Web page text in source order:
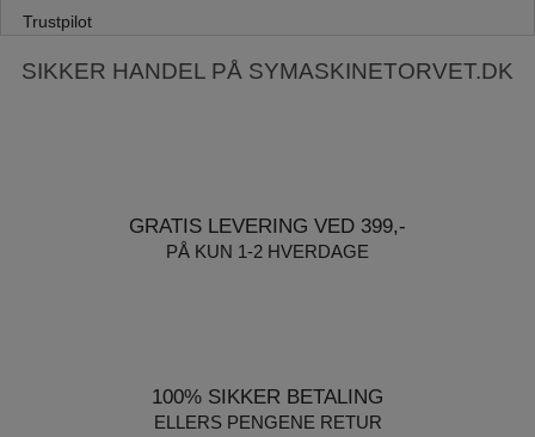
Trustpilot
SIKKER HANDEL PÅ SYMASKINETORVET.DK
GRATIS LEVERING VED 399,-
PÅ KUN 1-2 HVERDAGE
100% SIKKER BETALING
ELLERS PENGENE RETUR